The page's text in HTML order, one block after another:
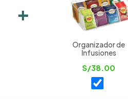
+
Organizador de
Infusiones
S/38.00